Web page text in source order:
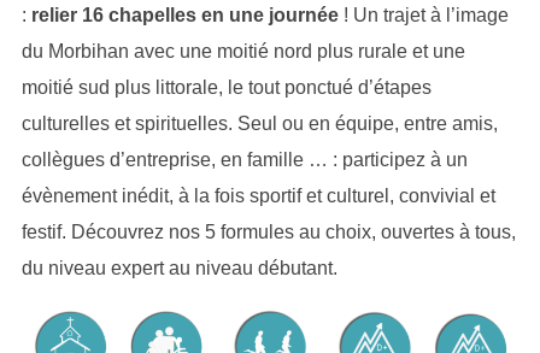
: relier 16 chapelles en une journée! Un trajet à l’image
du Morbihan avec une moitié nord plus rurale et une
moitié sud plus littorale, le tout ponctué d’étapes
culturelles et spirituelles. Seul ou en équipe, entre amis,
collègues d’entreprise, en famille … : participez à un
évènement inédit, à la fois sportif et culturel, convivial et
festif. Découvrez nos 5 formules au choix, ouvertes à tous,
du niveau expert au niveau débutant.